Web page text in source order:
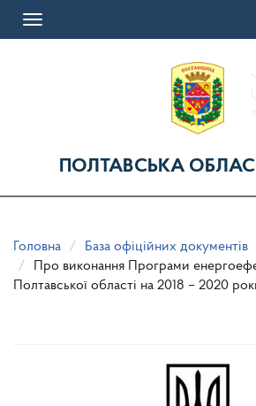
Toggle
ПОЛТАВСЬКА
Головна
База офіційних документів
Про виконання Програми
Полтавської області на 2018 – 2020